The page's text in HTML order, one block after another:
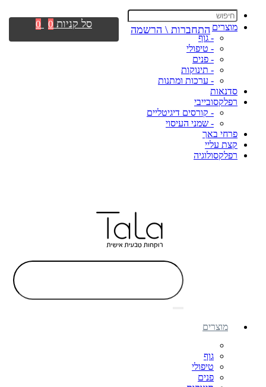
מוצרים
- גוף
- טיפולי
- פנים
- תינוקות
- ערכות ומתנות
סדנאות
רפלקסובייבי
- קורסים דיגיטליים
- שמני העיסוי
פרחי באך
קצת עליי
רפלקסולוגיה
התחברות \ הרשמה סל קניות 0
0
מוצרים
גוף
טיפולי
פנים